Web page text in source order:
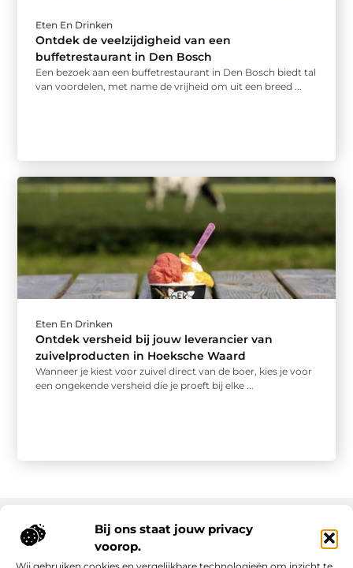
Bij ons staat jouw privacy
voorop.
Eten En Drinken
Ontdek de veelzijdigheid van een
buffetrestaurant in Den Bosch
Een bezoek aan een buffetrestaurant in Den Bosch biedt tal
van voordelen, met name de vrijheid om uit een breed ...
Eten En Drinken
Ontdek versheid bij jouw leverancier van
zuivelproducten in Hoeksche Waard
Wanneer je kiest voor zuivel direct van de boer, kies je voor
een ongekende versheid die je proeft bij elke ...
Onze informatie